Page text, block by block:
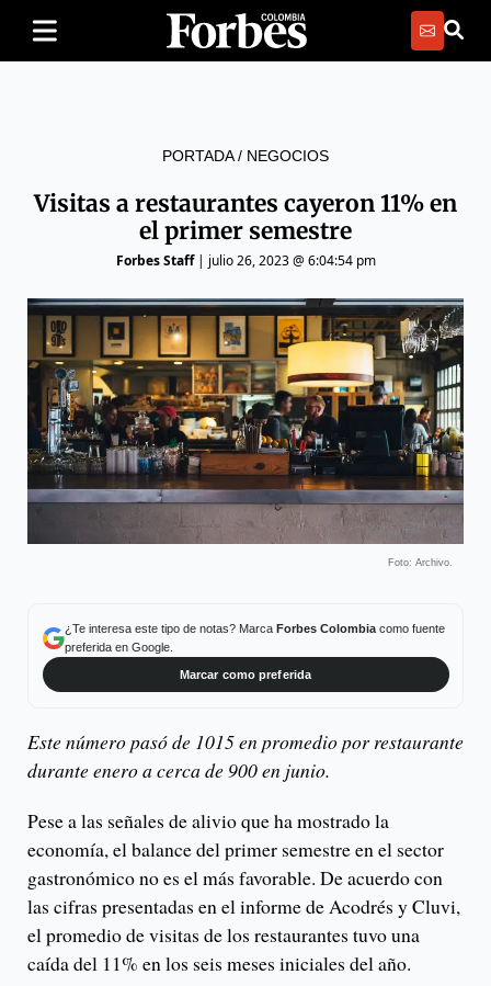
PORTADA/ NEGOCIOS
Visitas a restaurantes cayeron 11% en
el primer semestre
Forbes Staff| julio 26, 2023 @ 6:04:54 pm
Foto: Archivo.
¿Te interesa este tipo de notas? Marca Forbes Colombiacomo fuente
preferida en Google.
Marcar como preferida
Este número pasó de 1015 en promedio por restaurante
durante enero a cerca de 900 en junio.
Pese a las señales de alivio que ha mostrado la
economía, el balance del primer semestre en el sector
gastronómico no es el más favorable. De acuerdo con
las cifras presentadas en el informe de Acodrés y Cluvi,
el promedio de visitas de los restaurantes tuvo una
caída del 11% en los seis meses iniciales del año.